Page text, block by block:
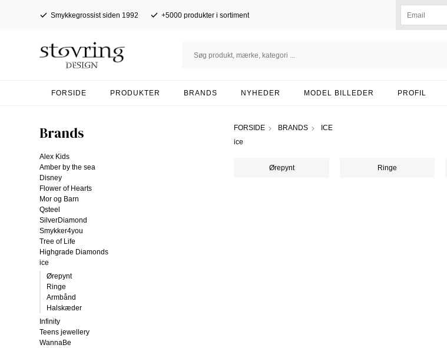
Smykkegrossist siden 1992 +5000 produkter i sortiment
FORSIDE PRODUKTER BRANDS NYHEDER MODEL BILLEDER PROFIL
Brands
Alex Kids
Amber by the sea
Disney
Flower of Hearts
Mor og Barn
Qsteel
SilverDiamond
Smykker4you
Tree of Life
Highgrade Diamonds
ice
Ørepynt
Ringe
Armbånd
Halskæder
Infinity
Teens jewellery
WannaBe
FORSIDE BRANDS
ICE
ice
Ørepynt Ringe